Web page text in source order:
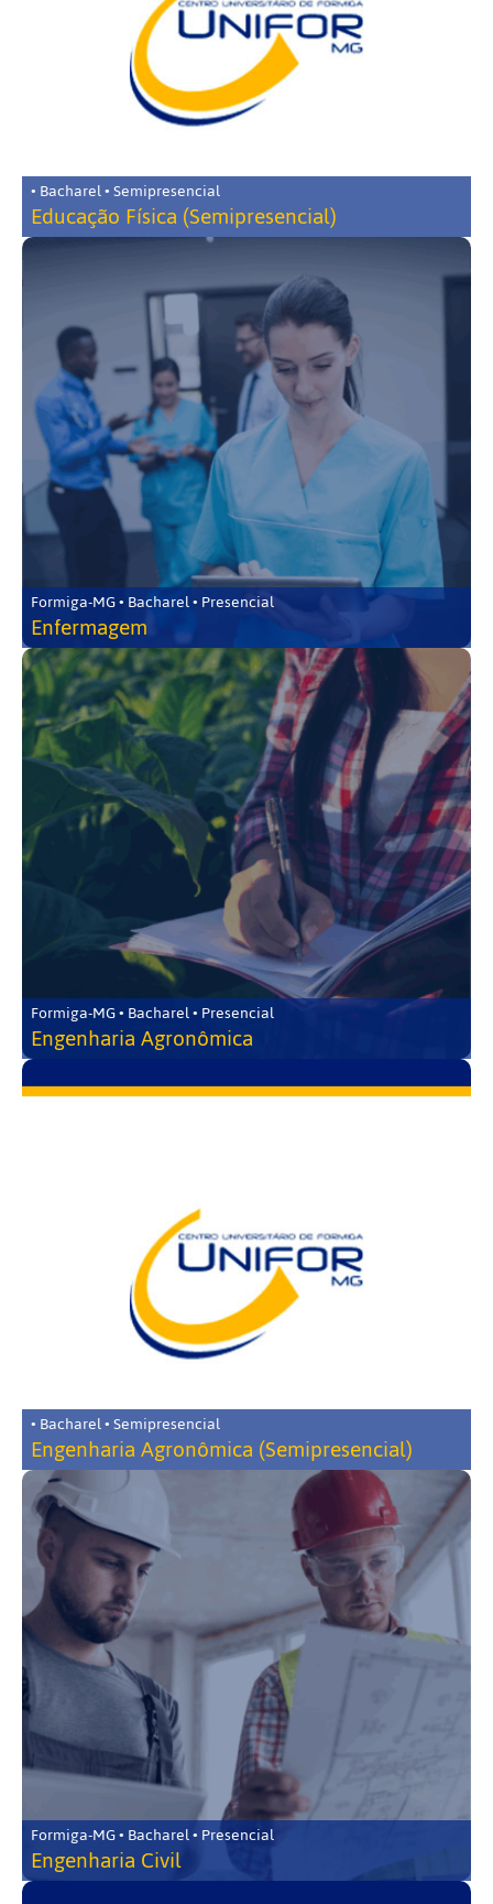
• Bacharel • Semipresencial
Educação Física (Semipresencial)
Formiga-MG • Bacharel • Presencial
Enfermagem
Formiga-MG • Bacharel • Presencial
Engenharia Agronômica
• Bacharel • Semipresencial
Engenharia Agronômica (Semipresencial)
Formiga-MG • Bacharel • Presencial
Engenharia Civil